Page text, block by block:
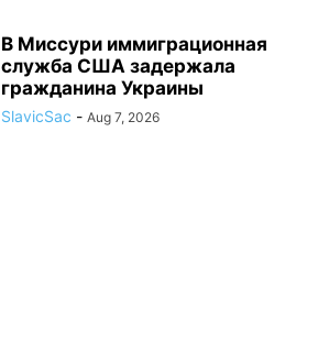
В Миссури иммиграционная
служба США задержала
гражданина Украины
SlavicSac - Aug 7, 2026